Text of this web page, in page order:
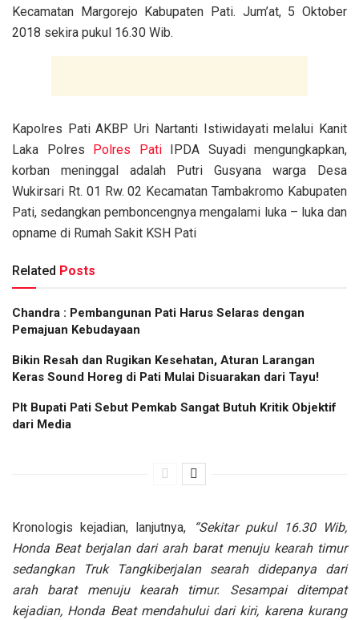
Kecamatan Margorejo Kabupaten Pati. Jum’at, 5 Oktober
2018 sekira pukul 16.30 Wib.
Kapolres Pati AKBP Uri Nartanti Istiwidayati melalui Kanit
Laka Polres
Polres PatiIPDA Suyadi mengungkapkan,
korban meninggal adalah Putri Gusyana warga Desa
Wukirsari Rt. 01 Rw. 02 Kecamatan Tambakromo Kabupaten
Pati, sedangkan pemboncengnya mengalami luka – luka dan
opname di Rumah Sakit KSH Pati
Related Posts
Chandra : Pembangunan Pati Harus Selaras dengan
Pemajuan Kebudayaan
Bikin Resah dan Rugikan Kesehatan, Aturan Larangan
Keras Sound Horeg di Pati Mulai Disuarakan dari Tayu!
Plt Bupati Pati Sebut Pemkab Sangat Butuh Kritik Objektif
dari Media
Kronologis kejadian, lanjutnya, “Sekitar pukul 16.30 Wib,
Honda Beat berjalan dari arah barat menuju kearah timur
sedangkan Truk Tangkiberjalan searah didepanya dari
arah barat menuju kearah timur. Sesampai ditempat
kejadian, Honda Beat mendahului dari kiri, karena kurang